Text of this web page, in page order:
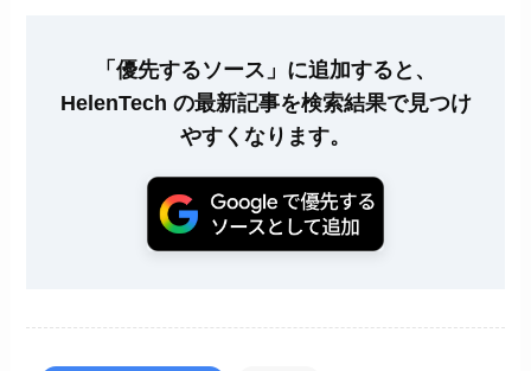
「優先するソース」に追加すると、
HelenTech の最新記事を検索結果で見つけ
やすくなります。